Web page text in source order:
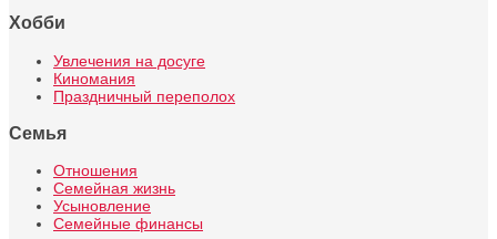
Хобби
Увлечения на досуге
Киномания
Праздничный переполох
Семья
Отношения
Семейная жизнь
Усыновление
Семейные финансы